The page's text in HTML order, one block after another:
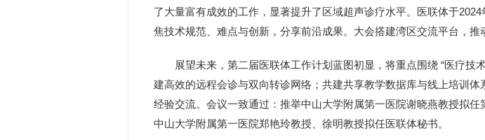
了大量富有成效的工作，显著提升了区域超声诊疗水平。医联体于
焦技术规范、难点与创新，分享前沿成果。大会搭建湾区交流平台，推
展望未来，第二届医联体工作计划蓝图初显，将重点围绕 “医疗
建高效的远程会诊与双向转诊网络；共建共享教学数据库与线上培训
经验交流。会议一致通过：推举中山大学附属第一医院谢晓燕教授拟
中山大学附属第一医院郑艳玲教授、徐明教授拟任医联体秘书。